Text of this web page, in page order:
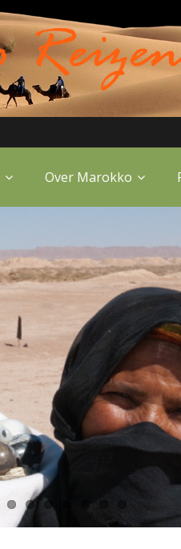
Over Marokko